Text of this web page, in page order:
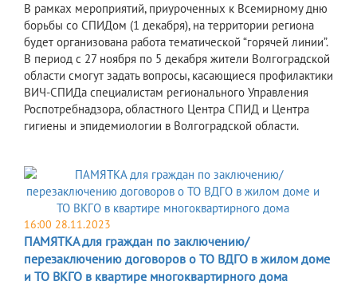
В рамках мероприятий, приуроченных к Всемирному дню
борьбы со СПИДом (1 декабря), на территории региона
будет организована работа тематической “горячей линии”.
В период с 27 ноября по 5 декабря жители Волгоградской
области смогут задать вопросы, касающиеся профилактики
ВИЧ-СПИДа специалистам регионального Управления
Роспотребнадзора, областного Центра СПИД и Центра
гигиены и эпидемиологии в Волгоградской области.
16:00 28.11.2023
ПАМЯТКА для граждан по заключению/
перезаключению договоров о ТО ВДГО в жилом доме
и ТО ВКГО в квартире многоквартирного дома